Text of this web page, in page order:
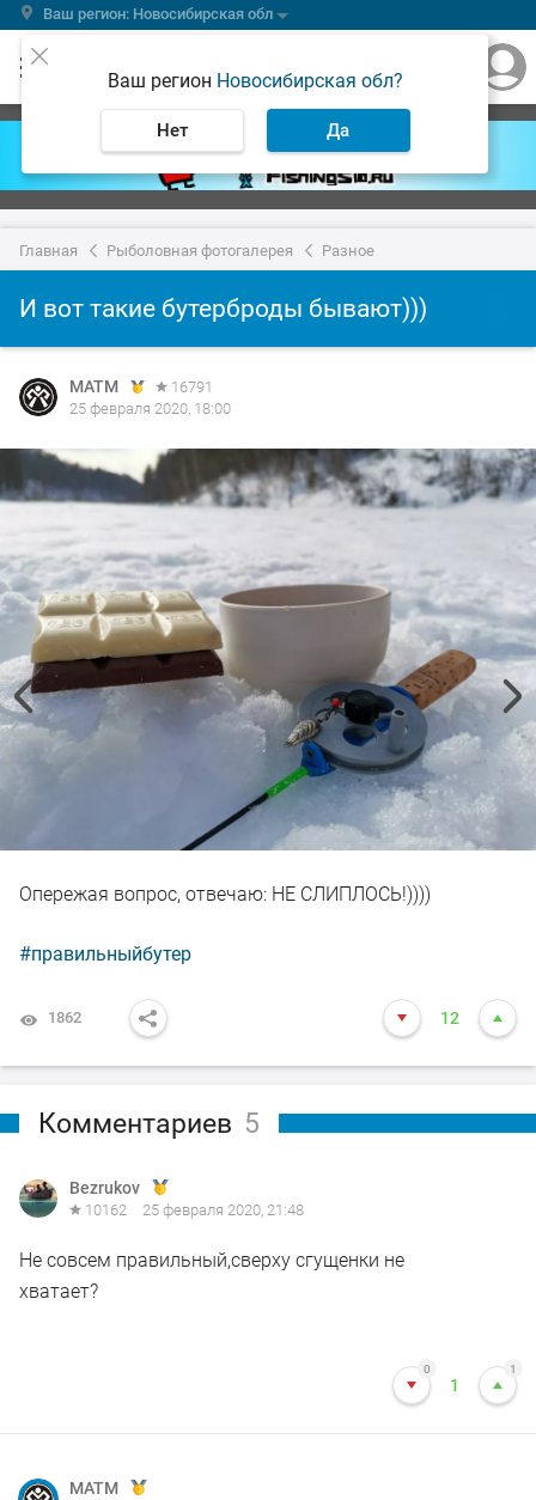
Ваш регион: Новосибирская обл
Ваш регион Новосибирская обл?
Нет Да
Главная Рыболовная фотогалерея Разное
И вот такие бутерброды бывают)))
MATM
16791
25 февраля 2020, 18:00
Опережая вопрос, отвечаю: НЕ СЛИПЛОСЬ!))))
#правильныйбутер
1862 12
Комментариев 5
Bezrukov
10162 25 февраля 2020, 21:48
Не совсем правильный,сверху сгущенки не
хватает?
0
1
1
MATM